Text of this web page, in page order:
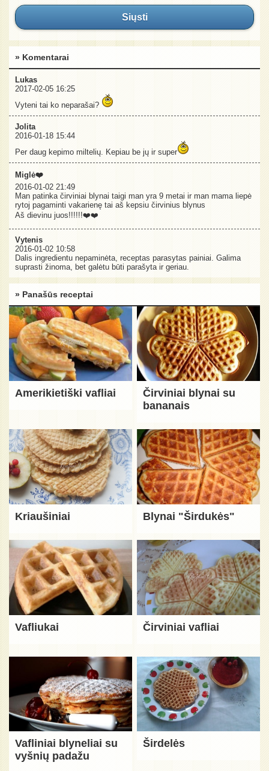
Siųsti
» Komentarai
Lukas
2017-02-05 16:25
Vyteni tai ko neparašai?
Jolita
2016-01-18 15:44
Per daug kepimo miltelių. Kepiau be jų ir super
Miglė❤️
2016-01-02 21:49
Man patinka čirviniai blynai taigi man yra 9 metai ir man mama liepė
rytoj pagaminti vakarienę tai aš kepsiu čirvinius blynus
Aš dievinu juos!!!!!!❤️❤️
Vytenis
2016-01-02 10:58
Dalis ingredientu nepaminėta, receptas parasytas painiai. Galima
suprasti žinoma, bet galėtu būti parašyta ir geriau.
» Panašūs receptai
Amerikietiški vafliai
Čirviniai blynai su
bananais
Kriaušiniai Blynai "Širdukės"
Vafliukai Čirviniai vafliai
Vafliniai blyneliai su
vyšnių padažu
Širdelės